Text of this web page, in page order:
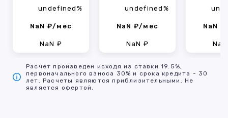
undefined%
NaN ₽/мес
NaN ₽
undefined%
NaN ₽/мес
NaN ₽
NaN
Расчет произведен исходя из ставки 19.5%,
первоначального взноса 30% и срока кредита - 30
лет. Расчеты являются приблизительными. Не
является офертой.